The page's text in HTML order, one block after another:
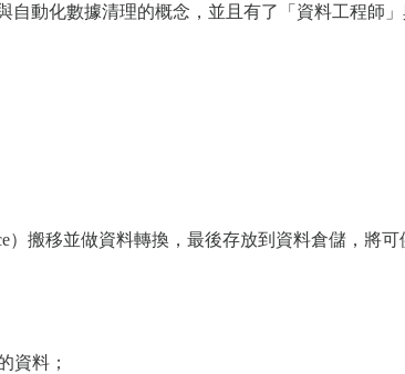
自動化數據清理的概念，並且有了「資料工程師
）搬移並做資料轉換，最後存放到資料倉儲，將可
資料；